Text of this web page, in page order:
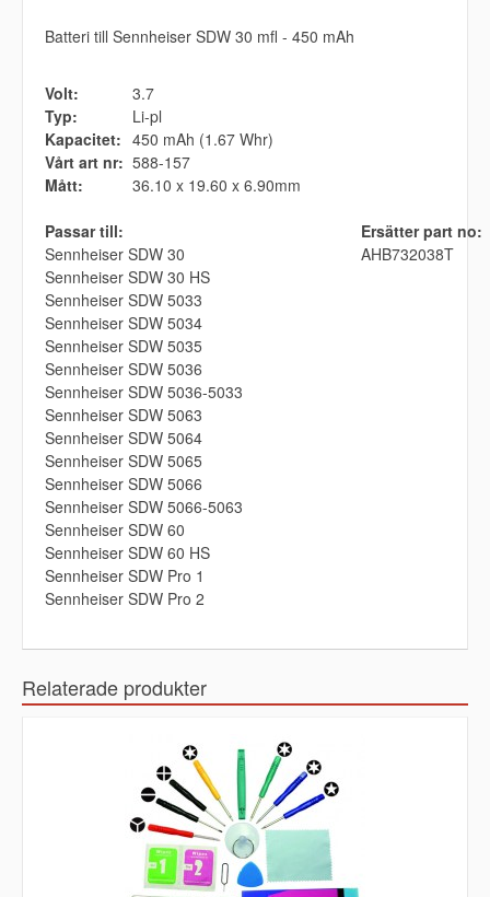
Batteri till Sennheiser SDW 30 mfl - 450 mAh
Volt:
3.7
Typ:
Li-pl
Kapacitet: 450 mAh (1.67 Whr)
Vårt art nr: 588-157
Mått:
36.10 x 19.60 x 6.90mm
Passar till:
Ersätter part no:
Sennheiser SDW 30
Sennheiser SDW 30 HS
Sennheiser SDW 5033
Sennheiser SDW 5034
Sennheiser SDW 5035
Sennheiser SDW 5036
Sennheiser SDW 5036-5033
Sennheiser SDW 5063
Sennheiser SDW 5064
Sennheiser SDW 5065
Sennheiser SDW 5066
Sennheiser SDW 5066-5063
Sennheiser SDW 60
Sennheiser SDW 60 HS
Sennheiser SDW Pro 1
Sennheiser SDW Pro 2
AHB732038T
Relaterade produkter